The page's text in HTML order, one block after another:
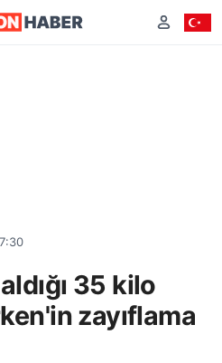
35 kilo
zayıflama